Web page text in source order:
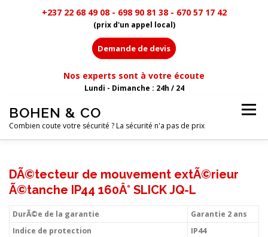
+237 22 68 49 08 - 698 90 81 38 - 670 57 17 42
(prix d'un appel local)
Demande de devis
Nos experts sont à votre écoute
Lundi - Dimanche : 24h / 24
contenu
BOHEN & CO
Combien coute votre sécurité ? La sécurité n'a pas de prix
Menu
DÃ©tecteur de mouvement extÃ©rieur
Ã©tanche IP44 160Â° SLICK JQ-L
DurÃ©e de la garantie
Garantie 2 ans
Indice de protection
IP44